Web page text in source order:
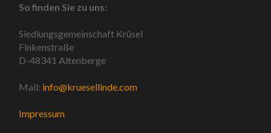
So finden Sie zu uns:
Siedlungsgemeinschaft Krüsel
Finkenstraße
D-48341 Altenberge
Mail: info@kruesellinde.com
Impressum